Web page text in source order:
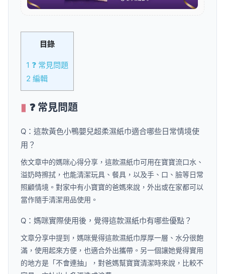
目錄
1 ❓ 常見問題
2 編輯
❓ 常見問題
Q：這款黃色小鴨嬰兒超柔濕紙巾適合哪些日常情境使
用？
依文章中的媽咪心得分享，這款濕紙巾可用在寶寶流口水、
溢奶時擦拭，也能清潔玩具、餐具，以及手、口、臉等日常
照顧情境。對家中有小寶寶的爸媽來說，外出或在家都可以
當作隨手清潔用品使用。
Q：媽咪實際使用後，覺得這款濕紙巾有哪些優點？
文章分享中提到，媽咪覺得這款濕紙巾厚厚一層、水分很飽
滿，使用起來方便，也適合外出攜帶。另一個讓她覺得實用
的地方是「不會連抽」，對爸媽幫寶寶清潔時來說，比較不